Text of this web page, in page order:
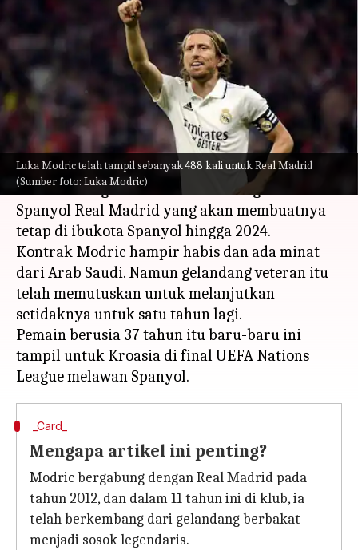
Luka Modric telah tampil sebanyak 488 kali untuk Real Madrid
(Sumber foto: Luka Modric)
Luka Modric memperpanjang
kontrak dengan Real Madrid:
Menguraikan statistiknya
menulis Jun 27, 2023 11:47 am
Apa ceritanya
Gelandang Kroasia Luka Modric
menandatangani kontrak baru dengan raksasa
Spanyol Real Madrid yang akan membuatnya
tetap di ibukota Spanyol hingga 2024.
Kontrak Modric hampir habis dan ada minat
dari Arab Saudi. Namun gelandang veteran itu
telah memutuskan untuk melanjutkan
setidaknya untuk satu tahun lagi.
Pemain berusia 37 tahun itu baru-baru ini
tampil untuk Kroasia di final UEFA Nations
_Card_
Mengapa artikel ini penting?
Modric bergabung dengan Real Madrid pada
tahun 2012, dan dalam 11 tahun ini di klub, ia
telah berkembang dari gelandang berbakat
menjadi sosok legendaris.